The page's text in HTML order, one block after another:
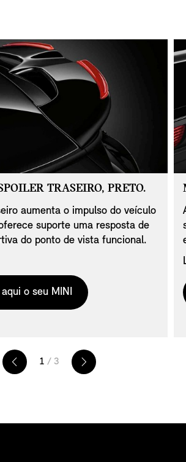
TRASEIRO, PRETO.
aumenta o impulso do veículo
suporte uma resposta de
do ponto de vista funcional.
o seu MINI
1 / 3